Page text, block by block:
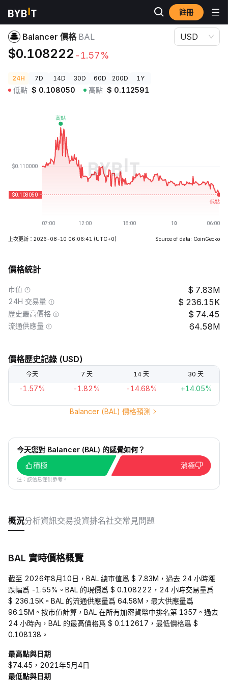
註冊
加密貨幣價格
Balancer 價格 BAL
$0.108222 -1.57%
USD
24H 7D 14D 30D 60D 200D 1Y
低點 $ 0.108050 高點 $ 0.112591
上次更新：2026-08-10 06:06:41 (UTC+0) Source of data: CoinGecko
價格統計
市值 7.83M
24H 交易量 236.15K
歷史最高價格 74.45
流通供應量 64.58M
價格歷史記錄 (USD)
今天 7 天 14 天 30 天
-1.57% -1.82% -14.68% +14.05%
Balancer (BAL) 價格預測
今天您對 Balancer (BAL) 的感覺如何？
積極
消極
注：該信息僅供參考。
概況分析資訊交易投資排名社交常見問題
BAL 實時價格概覽
截至 2026年8月10日，BAL 總市值爲 $ 7.83M，過去 24 小時漲
跌幅爲 -1.55%。BAL 的現價爲 $ 0.108222，24 小時交易量爲
$ 236.15K。BAL 的流通供應量爲 64.58M，最大供應量爲
96.15M。按市值計算，BAL 在所有加密貨幣中排名第 1357。過去
24 小時內，BAL 的最高價格爲 $ 0.112617，最低價格爲 $
0.108138。
最高點與日期
$74.45，2021年5月4日
最低點與日期